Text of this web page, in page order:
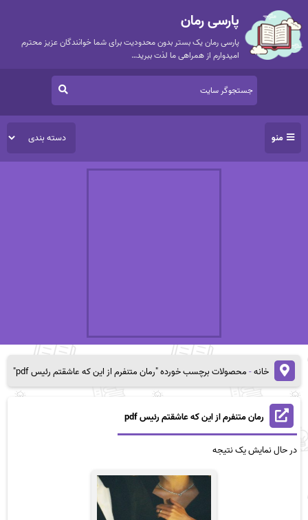
پارسی رمان
پارسی رمان یک بستر بدون محدودیت برای شما خوانندگان عزیز محترم
امیدوارم از همراهی ما لذت ببرید…
منو
خانه-محصولات برچسب خورده "رمان متنفرم از این که عاشقتم رئیس pdf"
رمان متنفرم از این که عاشقتم رئیس pdf
در حال نمایش یک نتیجه